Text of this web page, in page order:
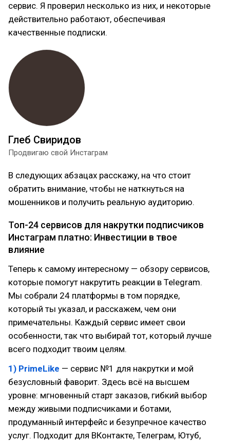
сервис. Я проверил несколько из них, и некоторые
действительно работают, обеспечивая
качественные подписки.
Глеб Свиридов
Продвигаю свой Инстаграм
В следующих абзацах расскажу, на что стоит
обратить внимание, чтобы не наткнуться на
мошенников и получить реальную аудиторию.
Топ-24 сервисов для накрутки подписчиков
Инстаграм платно: Инвестиции в твое
влияние
Теперь к самому интересному — обзору сервисов,
которые помогут накрутить реакции в Telegram.
Мы собрали 24 платформы в том порядке,
который ты указал, и расскажем, чем они
примечательны. Каждый сервис имеет свои
особенности, так что выбирай тот, который лучше
всего подходит твоим целям.
1) PrimeLike — сервис №1 для накрутки и мой
безусловный фаворит. Здесь всё на высшем
уровне: мгновенный старт заказов, гибкий выбор
между живыми подписчиками и ботами,
продуманный интерфейс и безупречное качество
услуг. Подходит для ВКонтакте, Телеграм, Ютуб,